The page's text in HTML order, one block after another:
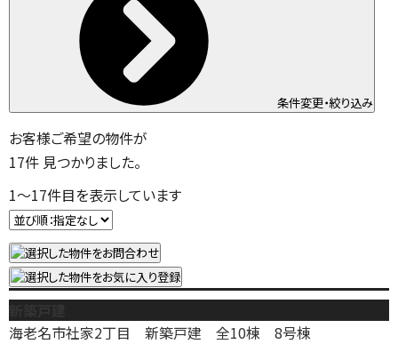
条件変更・絞り込み
お客様ご希望の物件が
17件 見つかりました。
1～17件目を表示しています
海老名市社家2丁目 新築戸建 全10棟 8号棟